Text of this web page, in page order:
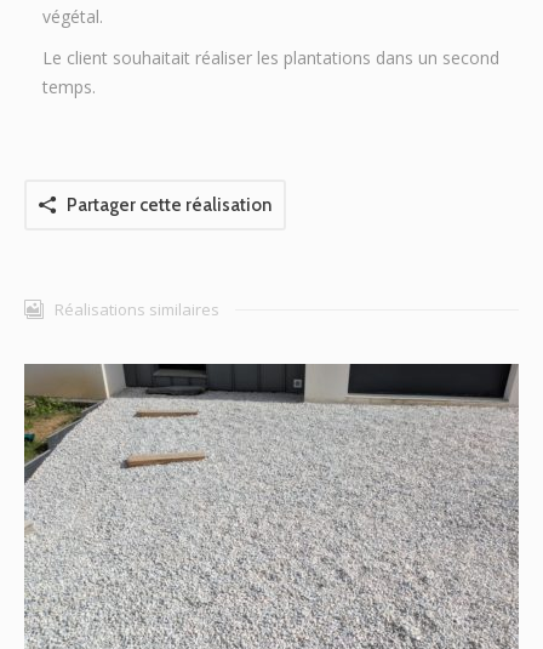
végétal.
Le client souhaitait réaliser les plantations dans un second
temps.
Partager cette réalisation
Réalisations similaires
Parking et accès maison à Sautron
Allée